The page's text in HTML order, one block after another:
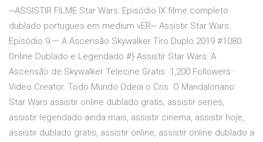
~ASSISTIR FILME Star Wars: Episódio IX filme completo
dublado portugues em medium vER~ Assistir Star Wars:
Episódio 9 — A Ascensão Skywalker Tiro Duplo 2019 #1080
Online Dublado e Legendado #} Assistir Star Wars: A
Ascensão de Skywalker Telecine Gratis. 1,200 Followers ·
Video Creator. Todo Mundo Odeia o Cris. O Mandaloriano:
Star Wars assistir online dublado gratis, assistir series,
assistir legendado ainda mais, assistir cinema, assistir hoje,
assistir dublado gratis, assistir online, assistir online dublado a